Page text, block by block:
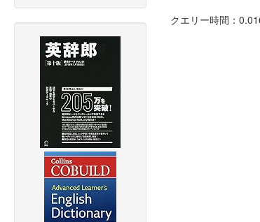
クエリー時間：